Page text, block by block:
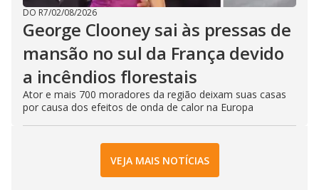
DO R7/02/08/2026
George Clooney sai às pressas de
mansão no sul da França devido
a incêndios florestais
Ator e mais 700 moradores da região deixam suas casas
por causa dos efeitos de onda de calor na Europa
VEJA MAIS NOTÍCIAS